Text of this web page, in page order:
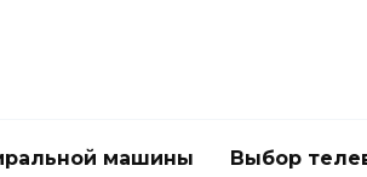
машины Выбор